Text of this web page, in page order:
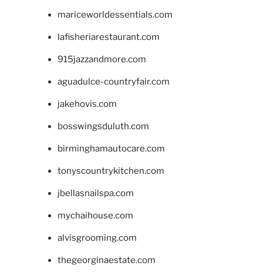
mariceworldessentials.com
lafisheriarestaurant.com
915jazzandmore.com
aguadulce-countryfair.com
jakehovis.com
bosswingsduluth.com
birminghamautocare.com
tonyscountrykitchen.com
jbellasnailspa.com
mychaihouse.com
alvisgrooming.com
thegeorginaestate.com